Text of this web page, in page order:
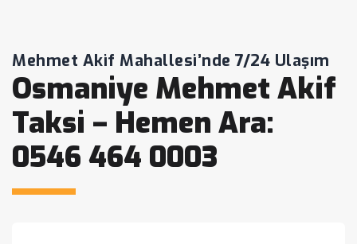
Mehmet Akif Mahallesi’nde 7/24 Ulaşım
Osmaniye Mehmet Akif
Taksi – Hemen Ara:
0546 464 0003